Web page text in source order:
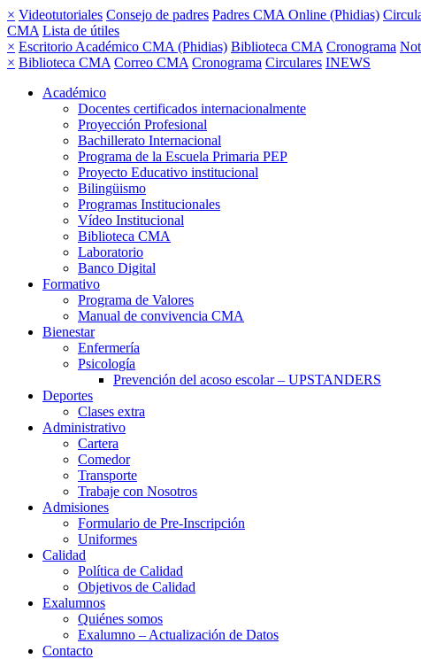
× Videotutoriales Consejo de padres Padres CMA Online (Phidias)
CMA Lista de útiles
× Escritorio Académico CMA (Phidias) Biblioteca CMA Cronograma
× Biblioteca CMA Correo CMA Cronograma Circulares INEWS
Académico
Docentes certificados internacionalmente
Proyección Profesional
Bachillerato Internacional
Programa de la Escuela Primaria PEP
Proyecto Educativo institucional
Bilingüismo
Programas Institucionales
Vídeo Institucional
Biblioteca CMA
Laboratorio
Banco Digital
Formativo
Programa de Valores
Manual de convivencia CMA
Bienestar
Enfermería
Psicología
Prevención del acoso escolar – UPSTANDERS
Deportes
Clases extra
Administrativo
Cartera
Comedor
Transporte
Trabaje con Nosotros
Admisiones
Formulario de Pre-Inscripción
Uniformes
Calidad
Política de Calidad
Objetivos de Calidad
Exalumnos
Quiénes somos
Exalumno – Actualización de Datos
Contacto